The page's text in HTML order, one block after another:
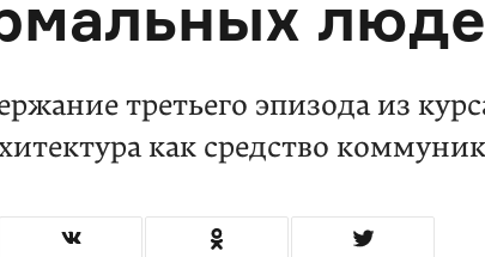
третьего эпизода из
как средство